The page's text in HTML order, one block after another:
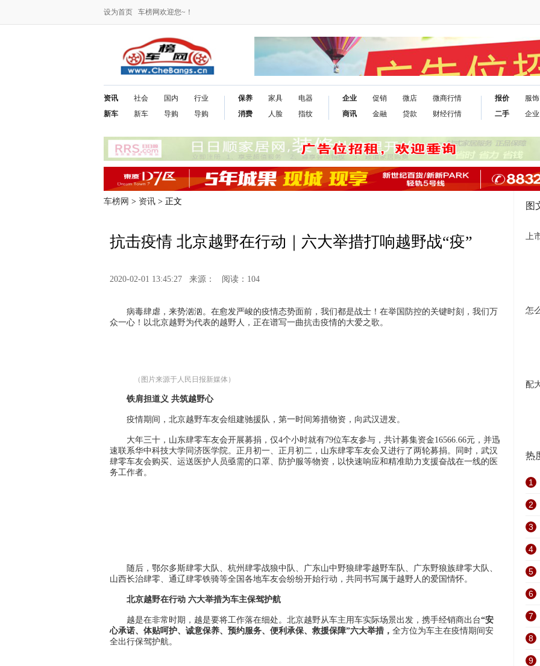
设为首页 车榜网欢迎您~！
资讯
新车
社会
新车
国内
导购
行业
导购
保养
消费
家具
人脸
电器
指纹
企业
商讯
促销
金融
微店
贷款
微商行情
财经行情
报价
二手
服饰
企业
车榜网 > 资讯 > 正文
抗击疫情 北京越野在行动｜六大举措打响越野战“疫”
2020-02-01 13:45:27 来源： 阅读：104
病毒肆虐，来势汹汹。在愈发严峻的疫情态势面前，我们都是战士！在举国防控的关键时刻，我们万
众一心！以北京越野为代表的越野人，正在谱写一曲抗击疫情的大爱之歌。
（图片来源于人民日报新媒体）
铁肩担道义 共筑越野心
疫情期间，北京越野车友会组建驰援队，第一时间筹措物资，向武汉进发。
大年三十，山东肆零车友会开展募捐，仅4个小时就有79位车友参与，共计募集资金16566.66元，并迅
速联系华中科技大学同济医学院。正月初一、正月初二，山东肆零车友会又进行了两轮募捐。同时，武汉
肆零车友会购买、运送医护人员亟需的口罩、防护服等物资，以快速响应和精准助力支援奋战在一线的医
务工作者。
随后，鄂尔多斯肆零大队、杭州肆零战狼中队、广东山中野狼肆零越野车队、广东野狼族肆零大队、
山西长治肆零、通辽肆零铁骑等全国各地车友会纷纷开始行动，共同书写属于越野人的爱国情怀。
北京越野在行动 六大举措为车主保驾护航
越是在非常时期，越是要将工作落在细处。北京越野从车主用车实际场景出发，携手经销商出台“安
心承诺、体贴呵护、诚意保养、预约服务、便利承保、救援保障”六大举措， 全方位为车主在疫情期间安
全出行保驾护航。
图
上
怎
配
热
1
2
3
4
5
6
7
8
9